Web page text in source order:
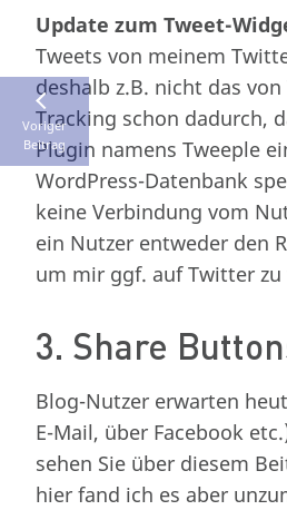
Update zum Tweet-
Tweets von meinem
deshalb z.B. nicht das
Tracking schon dadurch,
Plugin namens Tweeple
WordPress-Datenbank
keine Verbindung vom
ein Nutzer entweder den
um mir ggf. auf Twitter zu
3. Share
Blog-Nutzer erwarten
E-Mail, über Facebook
sehen Sie über diesem
hier fand ich es aber
Voriger
Beitrag